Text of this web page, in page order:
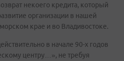
некоего кредита, который
организации в нашей
крае и во Владивостоке.
в начале 90-х годов
центру…», не требуя